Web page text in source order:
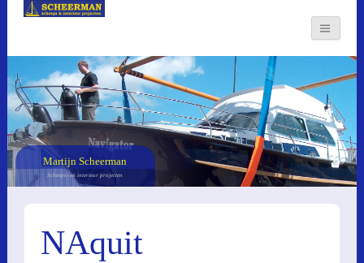
Martijn Scheerman
Scheeps- en interieur projecten
NAquit